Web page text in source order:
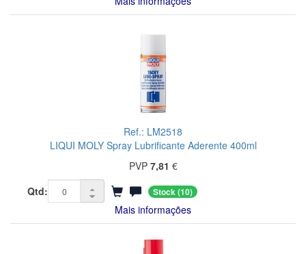
Ref.: LM2518
LIQUI MOLY Spray Lubrificante Aderente 400ml
PVP 7,81 €
Qtd:
Stock(10)
Mais informações